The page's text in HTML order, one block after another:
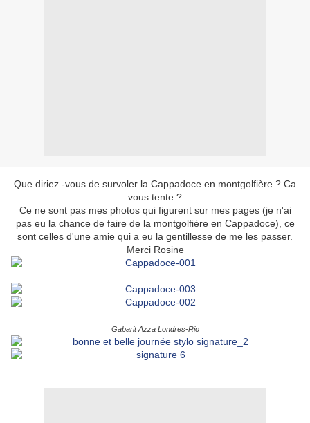
Que diriez -vous de survoler la Cappadoce en montgolfière ? Ca
vous tente ?
Ce ne sont pas mes photos qui figurent sur mes pages (je n'ai
pas eu la chance de faire de la montgolfière en Cappadoce), ce
sont celles d'une amie qui a eu la gentillesse de me les passer.
Merci Rosine
Gabarit Azza Londres-Rio